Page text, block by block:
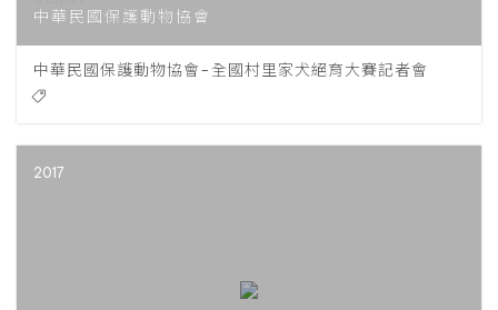
中華民國保護動物協會
中華民國保護動物協會-全國村里家犬絕育大賽記者會
2017